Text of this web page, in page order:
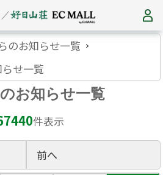
のお知らせ一覧
せ一覧
お知らせ一覧
件表示
前へ